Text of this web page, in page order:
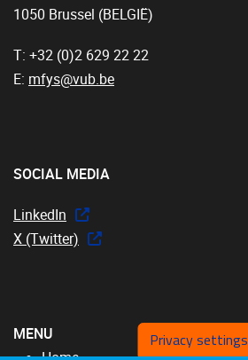
1050 Brussel (BELGIË)
T: +32 (0)2 629 22 22
E: mfys@vub.be
SOCIAL MEDIA
LinkedIn
X (Twitter)
MENU
Privacy settings